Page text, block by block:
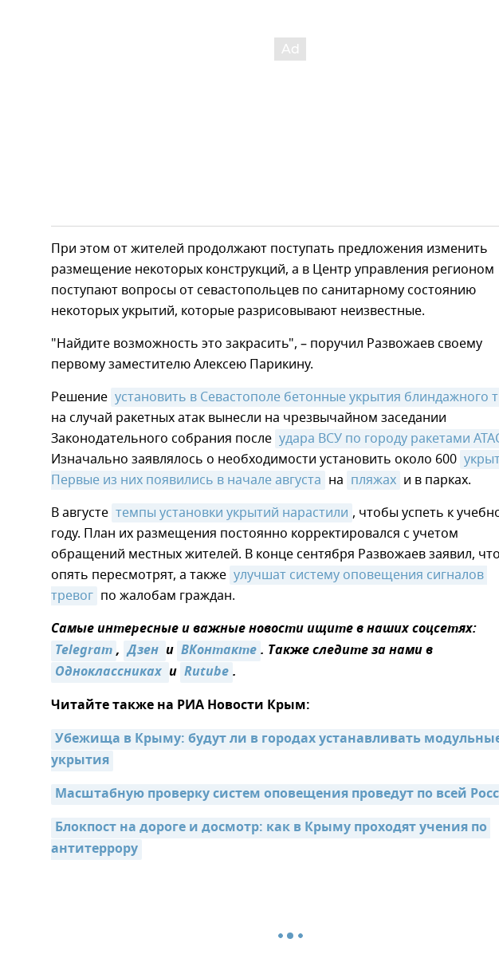
При этом от жителей продолжают поступать предложения изменить
размещение некоторых конструкций, а в Центр управления регионом
поступают вопросы от севастопольцев по санитарному состоянию
некоторых укрытий, которые разрисовывают неизвестные.
"Найдите возможность это закрасить", – поручил Развожаев своему
первому заместителю Алексею Парикину.
Решение установить в Севастополе бетонные укрытия блиндажного
на случай ракетных атак вынесли на чрезвычайном заседании
Законодательного собрания после удара ВСУ по городу ракетами
Изначально заявлялось о необходимости установить около 600
Первые из них появились в начале августа на пляжах и в парках.
В августе темпы установки укрытий нарастили , чтобы успеть к
году. План их размещения постоянно корректировался с учетом
обращений местных жителей. В конце сентября Развожаев заявил,
опять пересмотрят, а также улучшат систему оповещения сигналов
тревог по жалобам граждан.
Самые интересные и важные новости ищите в наших соцсетях:
Telegram, Дзен и ВКонтакте. Также следите за нами в
Одноклассниках и Rutube.
Читайте также на РИА Новости Крым:
Убежища в Крыму: будут ли в городах устанавливать
укрытия
Масштабную проверку систем оповещения проведут по всей
Блокпост на дороге и досмотр: как в Крыму проходят учения по
антитеррору